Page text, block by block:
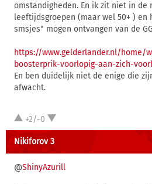
omstandigheden. En ik zit niet in de
leeftijdsgroepen (maar wel 50+ ) en
smsjes" mogen ontvangen van de
https://www.gelderlander.nl/home/
boosterprik-voorlopig-aan-zich-
En ben duidelijk niet de enige die
afwacht.
+2/-0
Nikiforov 3
@ShinyAzurill